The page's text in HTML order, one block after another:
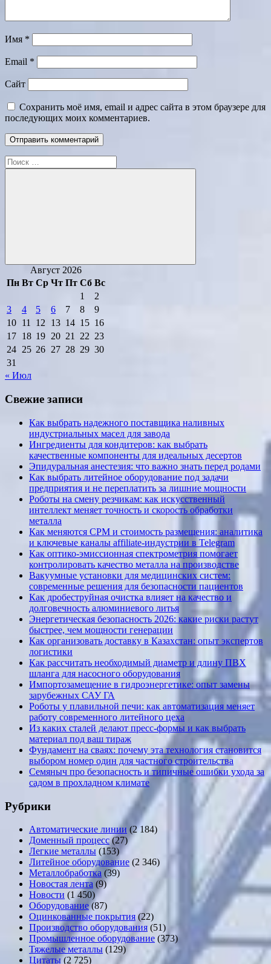
Имя *
Email *
Сайт
Сохранить моё имя, email и адрес сайта в этом браузере для
последующих моих комментариев.
Поиск
для:
Поиск
Август 2026
Пн Вт Ср Чт Пт Сб Вс
1
2
3
4 5 6 7 8
9
10 11 12 13 14 15 16
17 18 19 20 21 22 23
24 25 26 27 28 29 30
31
« Июл
Свежие записи
Как выбрать надежного поставщика наливных
индустриальных масел для завода
Ингредиенты для кондитеров: как выбрать
качественные компоненты для идеальных десертов
Эпидуральная анестезия: что важно знать перед родами
Как выбрать литейное оборудование под задачи
предприятия и не переплатить за лишние мощности
Роботы на смену резчикам: как искусственный
интеллект меняет точность и скорость обработки
металла
Как меняются CPM и стоимость размещения: аналитика
и ключевые каналы affiliate-индустрии в Telegram
Как оптико-эмиссионная спектрометрия помогает
контролировать качество металла на производстве
Вакуумные установки для медицинских систем:
современные решения для безопасности пациентов
Как дробеструйная очистка влияет на качество и
долговечность алюминиевого литья
Энергетическая безопасность 2026: какие риски растут
быстрее, чем мощности генерации
Как организовать доставку в Казахстан: опыт экспертов
логистики
Как рассчитать необходимый диаметр и длину ПВХ
шланга для насосного оборудования
Импортозамещение в гидроэнергетике: опыт замены
зарубежных САУ ГА
Роботы у плавильной печи: как автоматизация меняет
работу современного литейного цеха
Из каких сталей делают пресс-формы и как выбрать
материал под ваш тираж
Фундамент на сваях: почему эта технология становится
выбором номер один для частного строительства
Семяныч про безопасность и типичные ошибки ухода за
садом в прохладном климате
Рубрики
Автоматические линии (2 184)
Доменный процесс(27)
Легкие металлы (153)
Литейное оборудование (2 346)
Металлобработка (39)
Новостая лента (9)
Новости (1 450)
Оборудование(87)
Оцинкованные покрытия (22)
Производство оборудования (51)
Промышленное оборудование (373)
Тяжелые металлы (129)
Цитаты(2 725)